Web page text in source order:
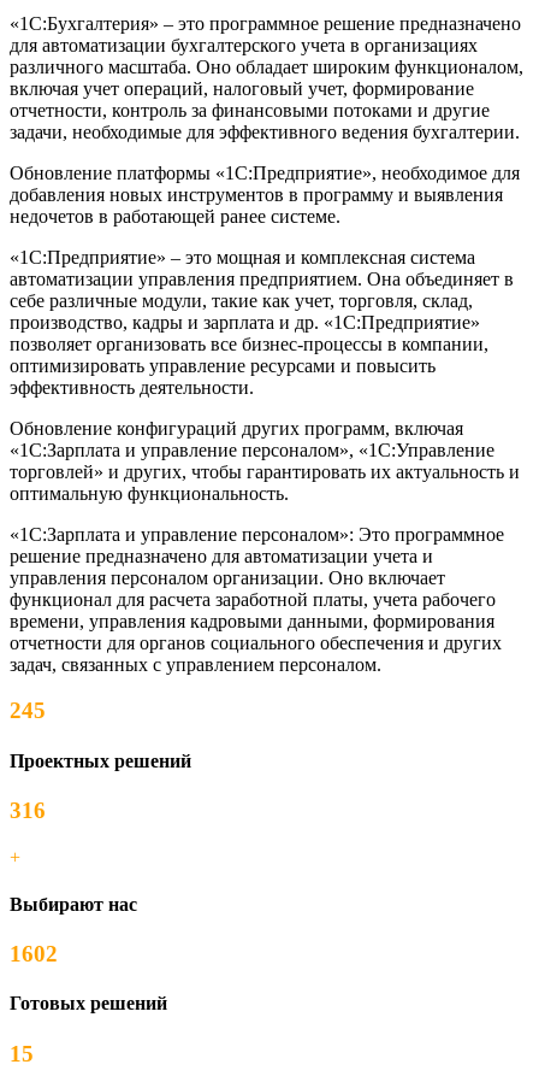
«1С:Бухгалтерия» – это программное решение предназначено
для автоматизации бухгалтерского учета в организациях
различного масштаба. Оно обладает широким функционалом,
включая учет операций, налоговый учет, формирование
отчетности, контроль за финансовыми потоками и другие
задачи, необходимые для эффективного ведения бухгалтерии.
Обновление платформы «1С:Предприятие», необходимое для
добавления новых инструментов в программу и выявления
недочетов в работающей ранее системе.
«1С:Предприятие» – это мощная и комплексная система
автоматизации управления предприятием. Она объединяет в
себе различные модули, такие как учет, торговля, склад,
производство, кадры и зарплата и др. «1С:Предприятие»
позволяет организовать все бизнес-процессы в компании,
оптимизировать управление ресурсами и повысить
эффективность деятельности.
Обновление конфигураций других программ, включая
«1С:Зарплата и управление персоналом», «1С:Управление
торговлей» и других, чтобы гарантировать их актуальность и
оптимальную функциональность.
«1С:Зарплата и управление персоналом»: Это программное
решение предназначено для автоматизации учета и
управления персоналом организации. Оно включает
функционал для расчета заработной платы, учета рабочего
времени, управления кадровыми данными, формирования
отчетности для органов социального обеспечения и других
задач, связанных с управлением персоналом.
245
Проектных решений
316
+
Выбирают нас
1602
Готовых решений
15